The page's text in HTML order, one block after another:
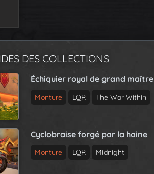
DES COLLECTIONS
Échiquier royal de grand maître
Monture LQR The War Within
Cyclobraise forgé par la haine
Monture LQR Midnight